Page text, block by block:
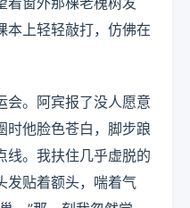
本上轻轻敲打，仿佛在
会。阿宾报了没人愿意
时他脸色苍白，脚步踉
线。我扶住几乎虚脱的
发贴着额头，喘着气